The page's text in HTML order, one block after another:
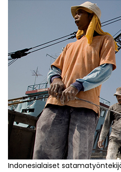
Indonesialaiset